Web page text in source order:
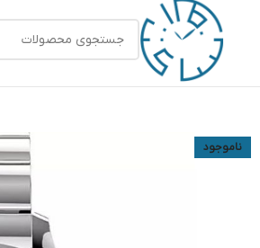
ناموجود